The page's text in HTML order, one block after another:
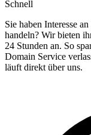
Schnell
Sie haben Interesse
handeln? Wir bieten
24 Stunden an. So
Domain Service
läuft direkt über uns.